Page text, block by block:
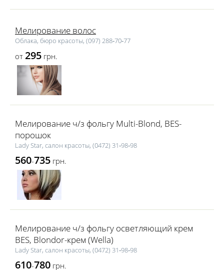
Мелирование волос
Облака, бюро красоты, (097) 288‑70‑77
от 295 грн.
Мелирование ч/з фольгу Multi-Blond, BES-
порошок
Lаdy Star, салон красоты, (0472) 31‑98‑98
560-735 грн.
Мелирование ч/з фольгу осветляющий крем
BES, Blondor-крем (Wella)
Lаdy Star, салон красоты, (0472) 31‑98‑98
610-780 грн.